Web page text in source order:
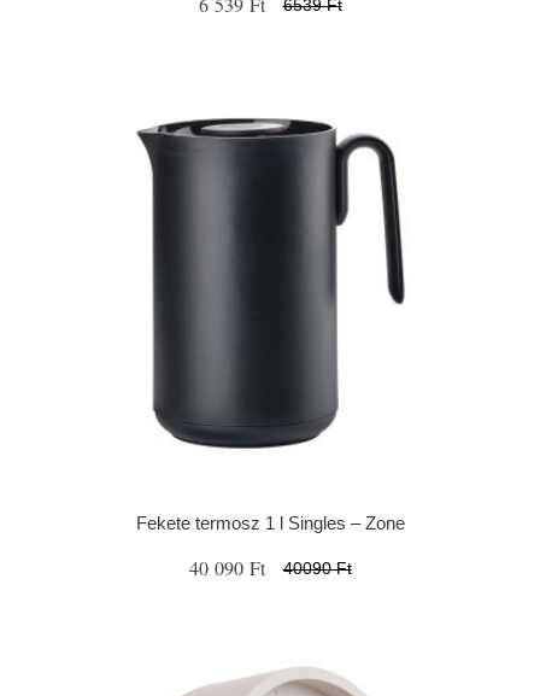
6539 Ft
Fekete termosz 1 l Singles – Zone
40 090 Ft 40090 Ft